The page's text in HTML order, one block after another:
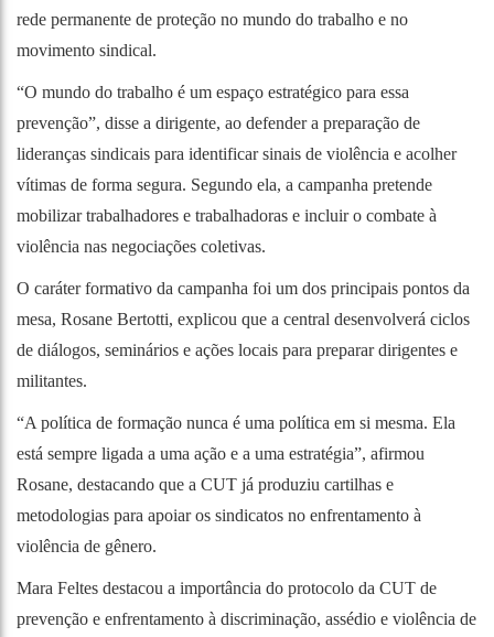
rede permanente de proteção no mundo do trabalho e no
movimento sindical.
“O mundo do trabalho é um espaço estratégico para essa
prevenção”, disse a dirigente, ao defender a preparação de
lideranças sindicais para identificar sinais de violência e acolher
vítimas de forma segura. Segundo ela, a campanha pretende
mobilizar trabalhadores e trabalhadoras e incluir o combate à
violência nas negociações coletivas.
O caráter formativo da campanha foi um dos principais pontos da
mesa, Rosane Bertotti, explicou que a central desenvolverá ciclos
de diálogos, seminários e ações locais para preparar dirigentes e
militantes.
“A política de formação nunca é uma política em si mesma. Ela
está sempre ligada a uma ação e a uma estratégia”, afirmou
Rosane, destacando que a CUT já produziu cartilhas e
metodologias para apoiar os sindicatos no enfrentamento à
violência de gênero.
Mara Feltes destacou a importância do protocolo da CUT de
prevenção e enfrentamento à discriminação, assédio e violência de